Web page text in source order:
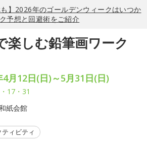
も】2026年のゴールデンウィークはいつか
予想と回避術をご紹介
楽しむ鉛筆画ワーク
月12日(日)～5月31日(日)
17・31
紙会館
ィビティ